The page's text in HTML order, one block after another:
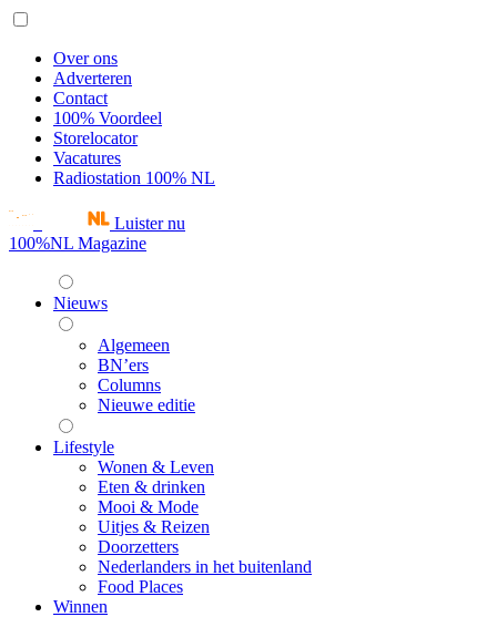
Over ons
Adverteren
Contact
100% Voordeel
Storelocator
Vacatures
Radiostation 100% NL
Luister nu
100%NL Magazine
Nieuws
Algemeen
BN’ers
Columns
Nieuwe editie
Lifestyle
Wonen & Leven
Eten & drinken
Mooi & Mode
Uitjes & Reizen
Doorzetters
Nederlanders in het buitenland
Food Places
Winnen